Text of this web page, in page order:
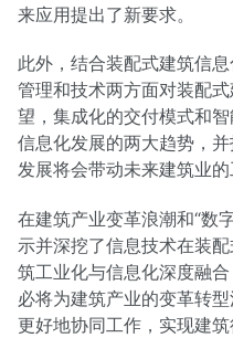
来应用提出了新要求。
此外，结合装配式建筑信
管理和技术两方面对装配
望，集成化的交付模式和
信息化发展的两大趋势，
发展将会带动未来建筑业的
在建筑产业变革浪潮和“数
示并深挖了信息技术在装
筑工业化与信息化深度融
必将为建筑产业的变革转
更好地协同工作，实现建